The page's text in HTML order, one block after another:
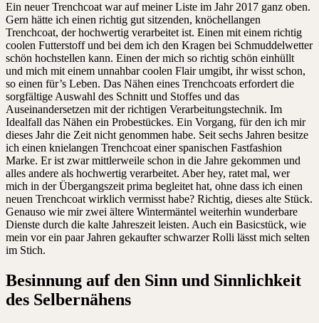
Ein neuer Trenchcoat war auf meiner Liste im Jahr 2017 ganz oben.
Gern hätte ich einen richtig gut sitzenden, knöchellangen
Trenchcoat, der hochwertig verarbeitet ist. Einen mit einem richtig
coolen Futterstoff und bei dem ich den Kragen bei Schmuddelwetter
schön hochstellen kann. Einen der mich so richtig schön einhüllt
und mich mit einem unnahbar coolen Flair umgibt, ihr wisst schon,
so einen für’s Leben. Das Nähen eines Trenchcoats erfordert die
sorgfältige Auswahl des Schnitt und Stoffes und das
Auseinandersetzen mit der richtigen Verarbeitungstechnik. Im
Idealfall das Nähen ein Probestückes. Ein Vorgang, für den ich mir
dieses Jahr die Zeit nicht genommen habe. Seit sechs Jahren besitze
ich einen knielangen Trenchcoat einer spanischen Fastfashion
Marke. Er ist zwar mittlerweile schon in die Jahre gekommen und
alles andere als hochwertig verarbeitet. Aber hey, ratet mal, wer
mich in der Übergangszeit prima begleitet hat, ohne dass ich einen
neuen Trenchcoat wirklich vermisst habe? Richtig, dieses alte Stück.
Genauso wie mir zwei ältere Wintermäntel weiterhin wunderbare
Dienste durch die kalte Jahreszeit leisten. Auch ein Basicstück, wie
mein vor ein paar Jahren gekaufter schwarzer Rolli lässt mich selten
im Stich.
Besinnung auf den Sinn und Sinnlichkeit
des Selbernähens